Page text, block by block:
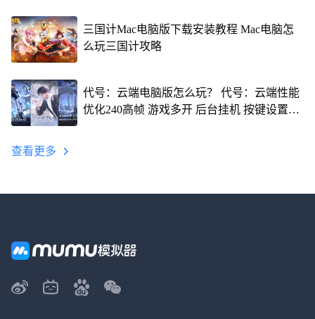
三国计Mac电脑版下载安装教程 Mac电脑怎
么玩三国计攻略
代号：云端电脑版怎么玩？ 代号：云端性能
优化240高帧 游戏多开 后台挂机 按键设置教
查看更多